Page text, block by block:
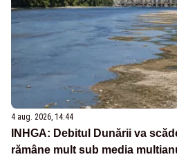
4 aug. 2026, 14:44
INHGA: Debitul Dunării va
rămâne mult sub media